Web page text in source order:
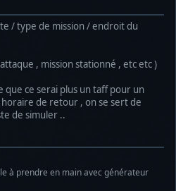
/ type de mission / endroit du
, mission stationné , etc etc )
que ce serai plus un taff pour un
de retour , on se sert de
de simuler ..
à prendre en main avec générateur